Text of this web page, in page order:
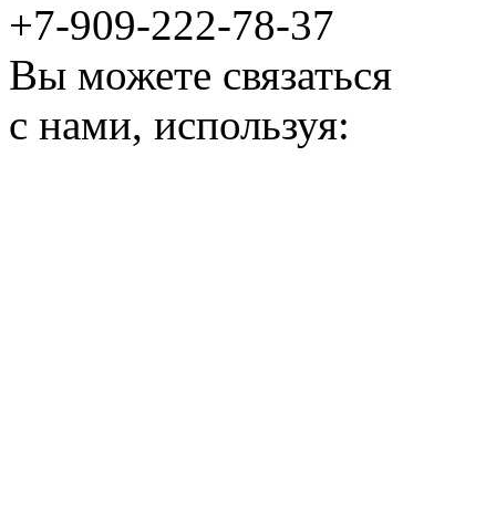
+7-909-222-78-37
Вы можете связаться
с нами, используя: